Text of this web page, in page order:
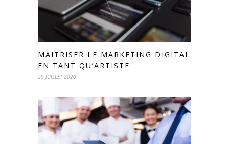
MAITRISER LE MARKETING DIGITAL
EN TANT QU’ARTISTE
29 JUILLET 2020